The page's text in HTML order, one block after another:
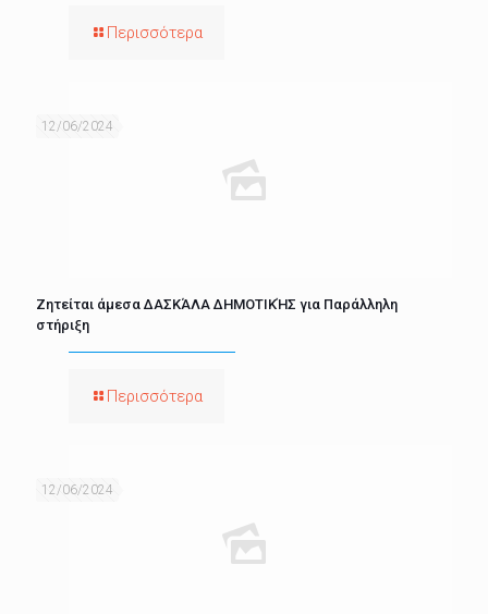
Περισσότερα
12/06/2024
Ζητείται άμεσα ΔΑΣΚΆΛΑ ΔΗΜΟΤΙΚΉΣ για Παράλληλη
στήριξη
Περισσότερα
12/06/2024